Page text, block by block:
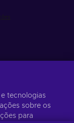
Inscrever-se
Acesse
tecnologias
sobre os
para